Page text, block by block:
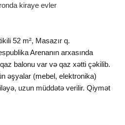
kiraye evler
52 m², Masazır q.
Arenanın arxasında
balonu var və qaz xətti çəkilib.
əşyalar (mebel, elektronika)
uzun müddətə verilir. Qiymət